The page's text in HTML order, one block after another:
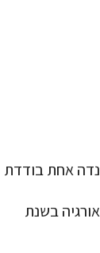
אחת בודדת
רק בן 22, נהרג בטיול בגיאורגיה בשנת